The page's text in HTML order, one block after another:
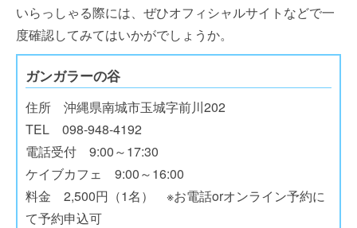
いらっしゃる際には、ぜひオフィシャルサイトなどで一
度確認してみてはいかがでしょうか。
ガンガラーの谷
住所 沖縄県南城市玉城字前川202
TEL 098-948-4192
電話受付 9:00～17:30
ケイブカフェ 9:00～16:00
料金 2,500円（1名） ※お電話orオンライン予約に
て予約申込可